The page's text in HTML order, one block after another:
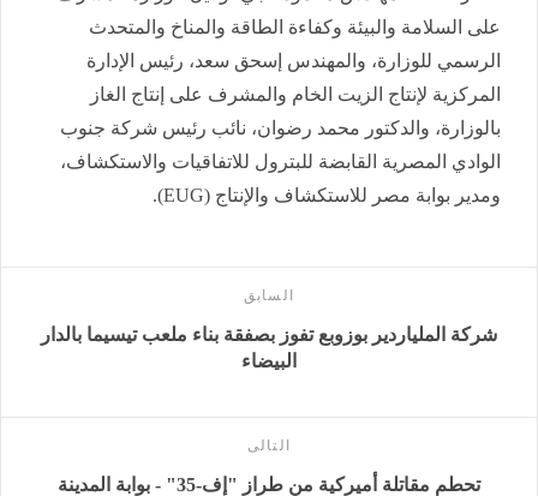
على السلامة والبيئة وكفاءة الطاقة والمناخ والمتحدث
الرسمي للوزارة، والمهندس إسحق سعد، رئيس الإدارة
المركزية لإنتاج الزيت الخام والمشرف على إنتاج الغاز
بالوزارة، والدكتور محمد رضوان، نائب رئيس شركة جنوب
الوادي المصرية القابضة للبترول للاتفاقيات والاستكشاف،
ومدير بوابة مصر للاستكشاف والإنتاج (EUG).
السابق
شركة الملياردير بوزوبع تفوز بصفقة بناء ملعب تيسيما بالدار
البيضاء
التالى
تحطم مقاتلة أميركية من طراز "إف-35" - بوابة المدينة